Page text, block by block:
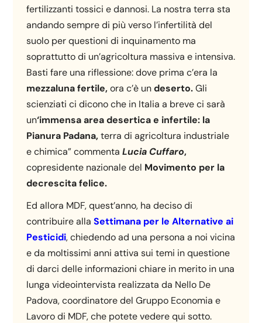
fertilizzanti tossici e dannosi. La nostra terra sta
andando sempre di più verso l’infertilità del
suolo per questioni di inquinamento ma
soprattutto di un’agricoltura massiva e intensiva.
Basti fare una riflessione: dove prima c’era la
mezzaluna fertile,ora c’è undeserto.Gli
scienziati ci dicono che in Italia a breve ci sarà
un‘immensa area desertica e infertile: la
Pianura Padana,terra di agricoltura industriale
e chimica” commentaLucia Cuffaro,
copresidente nazionale del Movimento per la
decrescita felice.
Ed allora MDF, quest’anno, ha deciso di
contribuire allaSettimana per le Alternative ai
Pesticidi, chiedendo ad una persona a noi vicina
e da moltissimi anni attiva sui temi in questione
di darci delle informazioni chiare in merito in una
lunga videointervista realizzata da Nello De
Padova, coordinatore del Gruppo Economia e
Lavoro di MDF, che potete vedere qui sotto.